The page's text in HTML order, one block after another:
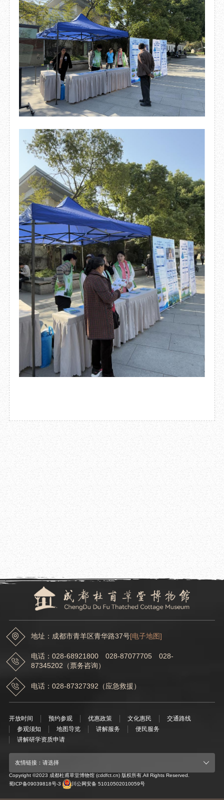
2025.03.31
成都杜甫草堂博物馆“弘扬李杜精神公益校园行”活动
成都杜甫草堂博物馆召开2025年第一次保密工作培训会
地址：成都市青羊区青华路37号[电子地图]
电话：028-68921800 028-87077705 028-
87345202（票务咨询）
电话：028-87327392（应急救援）
开放时间 预约参观 优惠政策 文化惠民
交通路线
参观须知
地图导览 讲解服务
便民服务
讲解研学资质申请
友情链接：请选择
Copyright ©2023 成都杜甫草堂博物馆 (cddfct.cn) 版权所有.All Rights Reserved.
蜀ICP备09039818号-3
川公网安备 51010502010059号